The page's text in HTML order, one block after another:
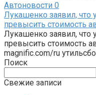
Автоновости 0
Лукашенко заявил, что
превысить стоимость
Лукашенко заявил, что
превысить стоимость
magnific.com/ru
Поиск
Свежие записи